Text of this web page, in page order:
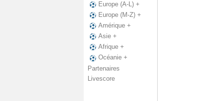
Europe (A-L) +
Europe (M-Z) +
Amérique +
Asie +
Afrique +
Océanie +
Partenaires
Livescore